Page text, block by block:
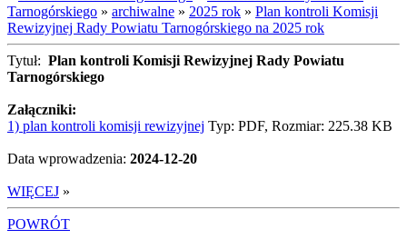
Tarnogórskiego » archiwalne » 2025 rok » Plan kontroli Komisji
Rewizyjnej Rady Powiatu Tarnogórskiego na 2025 rok
Tytuł: Plan kontroli Komisji Rewizyjnej Rady Powiatu
Tarnogórskiego
Załączniki:
1) plan kontroli komisji rewizyjnej Typ: PDF, Rozmiar: 225.38 KB
Data wprowadzenia: 2024-12-20
WIĘCEJ »
POWRÓT